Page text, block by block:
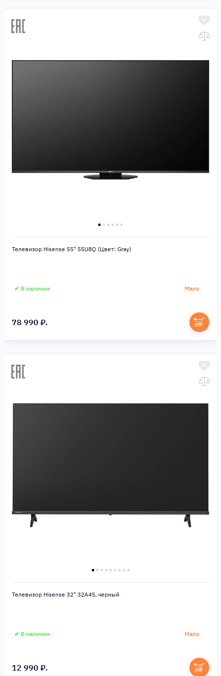
Телевизор Hisense 55" 55U8Q (Цвет: Gray)
✔ В наличии Мало
78 990 ₽.
Телевизор Hisense 32" 32A4S, черный
✔ В наличии Мало
12 990 ₽.